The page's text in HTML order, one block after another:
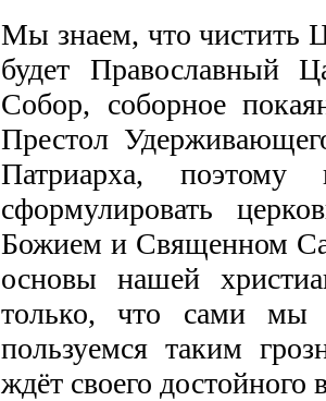
Мы знаем, что чистить
будет Православный
Собор, соборное
Престол
Патриарха,
сформулировать
Божием и Священном
основы нашей
только, что сами
пользуемся таким
ждёт своего достойного